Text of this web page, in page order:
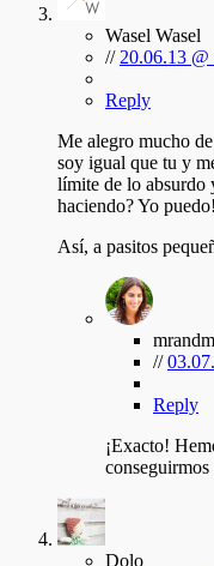
Wasel Wasel
// 20.06.13 @
Reply
Me alegro mucho
soy igual que tu y
límite de lo absurdo
haciendo? Yo
Así, a pasitos
//
Reply
¡Exacto!
Dolo